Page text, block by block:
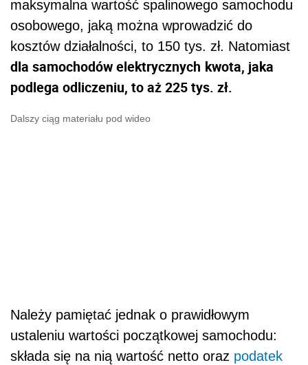
maksymalna wartość spalinowego samochodu
osobowego, jaką można wprowadzić do
kosztów działalności, to 150 tys. zł. Natomiast
dla samochodów elektrycznych kwota, jaka
podlega odliczeniu, to aż 225 tys. zł.
Dalszy ciąg materiału pod wideo
Należy pamiętać jednak o prawidłowym
ustaleniu wartości początkowej samochodu:
składa się na nią wartość netto oraz podatek